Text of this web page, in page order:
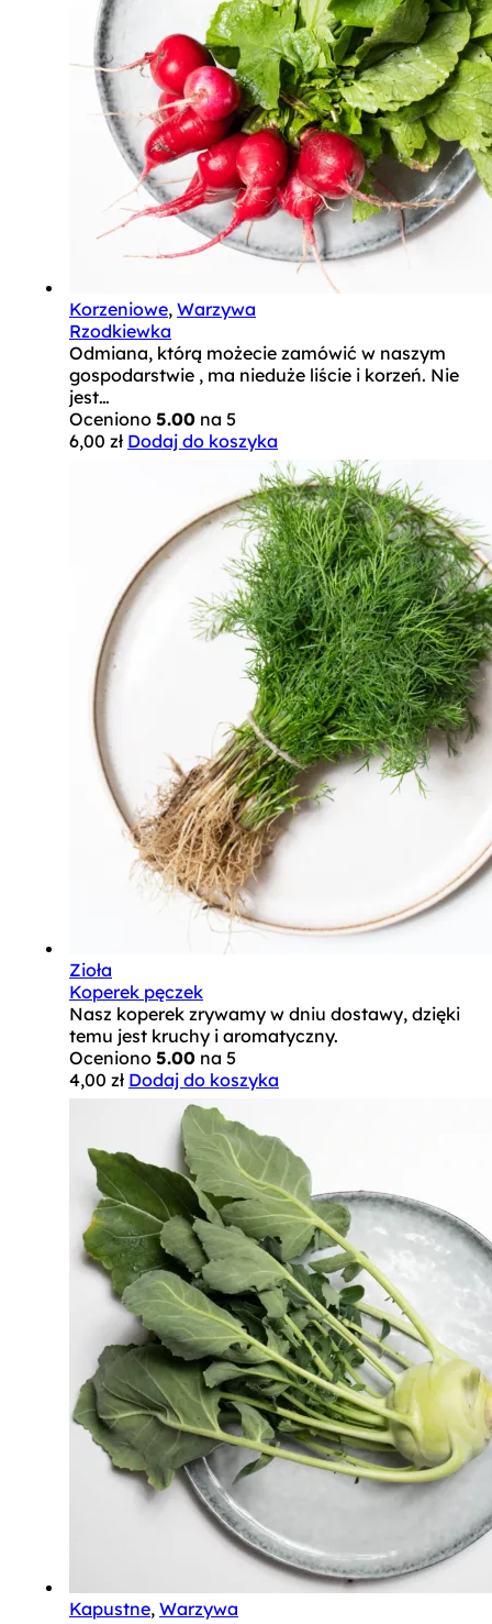
Korzeniowe, Warzywa
Rzodkiewka
Odmiana, którą możecie zamówić w naszym
gospodarstwie , ma nieduże liście i korzeń. Nie
jest…
Oceniono 5.00 na 5
6,00 zł Dodaj do koszyka
Zioła
Koperek pęczek
Nasz koperek zrywamy w dniu dostawy, dzięki
temu jest kruchy i aromatyczny.
Oceniono 5.00 na 5
4,00 zł Dodaj do koszyka
Kapustne, Warzywa